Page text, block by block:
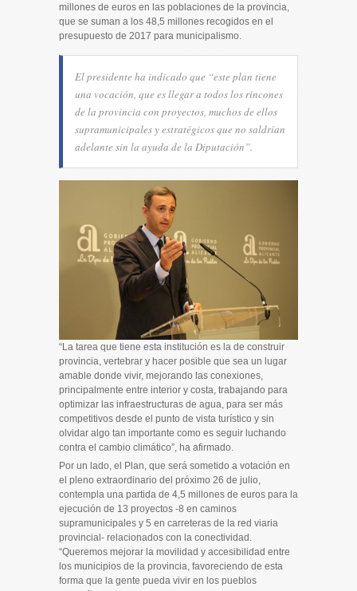
millones de euros en las poblaciones de la provincia,
que se suman a los 48,5 millones recogidos en el
presupuesto de 2017 para municipalismo.
El presidente ha indicado que “este plan tiene
una vocación, que es llegar a todos los rincones
de la provincia con proyectos, muchos de ellos
supramunicipales y estratégicos que no saldrían
adelante sin la ayuda de la Diputación”.
“La tarea que tiene esta institución es la de construir
provincia, vertebrar y hacer posible que sea un lugar
amable donde vivir, mejorando las conexiones,
principalmente entre interior y costa, trabajando para
optimizar las infraestructuras de agua, para ser más
competitivos desde el punto de vista turístico y sin
olvidar algo tan importante como es seguir luchando
contra el cambio climático”, ha afirmado.
Por un lado, el Plan, que será sometido a votación en
el pleno extraordinario del próximo 26 de julio,
contempla una partida de 4,5 millones de euros para la
ejecución de 13 proyectos -8 en caminos
supramunicipales y 5 en carreteras de la red viaria
provincial- relacionados con la conectividad.
“Queremos mejorar la movilidad y accesibilidad entre
los municipios de la provincia, favoreciendo de esta
forma que la gente pueda vivir en los pueblos